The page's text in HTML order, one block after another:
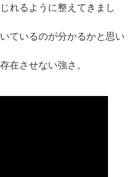
れるように整えてきまし
ているのが分かるかと思い
在させない強さ。